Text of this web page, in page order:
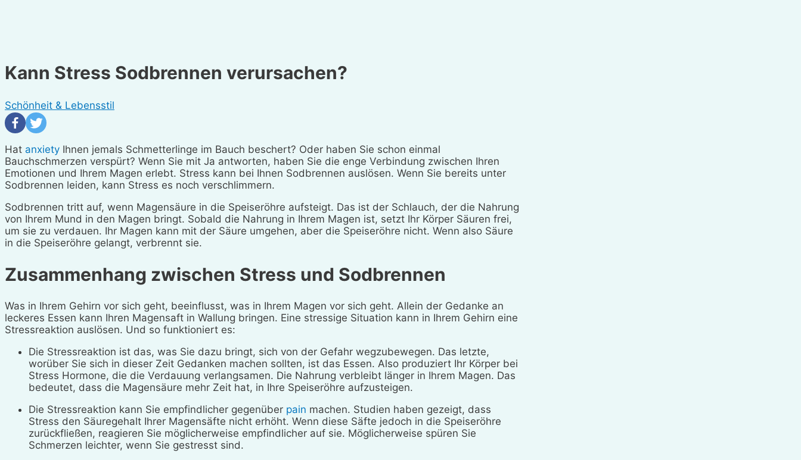
Kann Stress Sodbrennen verursachen?
Schönheit & Lebensstil
Hat anxiety Ihnen jemals Schmetterlinge im Bauch beschert? Oder haben Sie schon einmal
Bauchschmerzen verspürt? Wenn Sie mit Ja antworten, haben Sie die enge Verbindung zwischen Ihren
Emotionen und Ihrem Magen erlebt. Stress kann bei Ihnen Sodbrennen auslösen. Wenn Sie bereits unter
Sodbrennen leiden, kann Stress es noch verschlimmern.
Sodbrennen tritt auf, wenn Magensäure in die Speiseröhre aufsteigt. Das ist der Schlauch, der die Nahrung
von Ihrem Mund in den Magen bringt. Sobald die Nahrung in Ihrem Magen ist, setzt Ihr Körper Säuren frei,
um sie zu verdauen. Ihr Magen kann mit der Säure umgehen, aber die Speiseröhre nicht. Wenn also Säure
in die Speiseröhre gelangt, verbrennt sie.
Zusammenhang zwischen Stress und Sodbrennen
Was in Ihrem Gehirn vor sich geht, beeinflusst, was in Ihrem Magen vor sich geht. Allein der Gedanke an
leckeres Essen kann Ihren Magensaft in Wallung bringen. Eine stressige Situation kann in Ihrem Gehirn eine
Stressreaktion auslösen. Und so funktioniert es:
Die Stressreaktion ist das, was Sie dazu bringt, sich von der Gefahr wegzubewegen. Das letzte,
worüber Sie sich in dieser Zeit Gedanken machen sollten, ist das Essen. Also produziert Ihr Körper bei
Stress Hormone, die die Verdauung verlangsamen. Die Nahrung verbleibt länger in Ihrem Magen. Das
bedeutet, dass die Magensäure mehr Zeit hat, in Ihre Speiseröhre aufzusteigen.
Die Stressreaktion kann Sie empfindlicher gegenüber pain machen. Studien haben gezeigt, dass
Stress den Säuregehalt Ihrer Magensäfte nicht erhöht. Wenn diese Säfte jedoch in die Speiseröhre
zurückfließen, reagieren Sie möglicherweise empfindlicher auf sie. Möglicherweise spüren Sie
Schmerzen leichter, wenn Sie gestresst sind.